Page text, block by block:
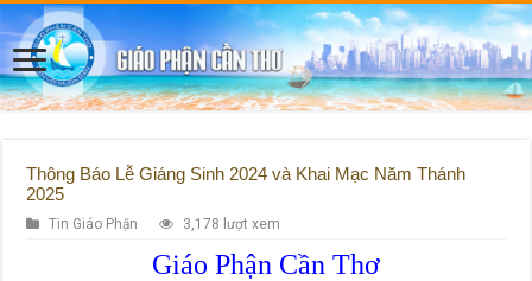
Thông Báo Lễ Giáng Sinh 2024 và Khai Mạc Năm Thánh
2025
Tin Giáo Phận 3,178 lượt xem
Giáo Phận Cần Thơ